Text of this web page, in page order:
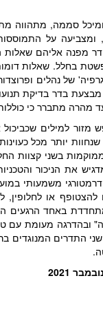
סממה, מתהווה
ומצביעה על
דר מפנה אליהם
בחלל. שאלות
של נהלים
מבצעת בדר בדיקת
מתברר כי
מזור למילים
שנחוות יותר מכל
בשני קצוות
את הניכור
משמעותי
או
באחד הרגעים
ובהדרגה מעומת
התדרים המנוגדים
2021